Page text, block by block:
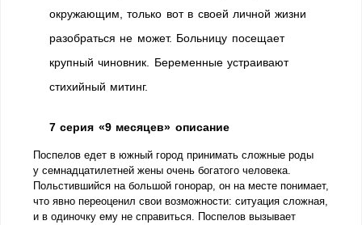
окружающим, только вот в своей личной жизни
разобраться не может. Больницу посещает
крупный чиновник. Беременные устраивают
стихийный митинг.
7 серия «9 месяцев» описание
Поспелов едет в южный город принимать сложные роды
у семнадцатилетней жены очень богатого человека.
Польстившийся на большой гонорар, он на месте понимает,
что явно переоценил свои возможности: ситуация сложная,
и в одиночку ему не справиться. Поспелов вызывает